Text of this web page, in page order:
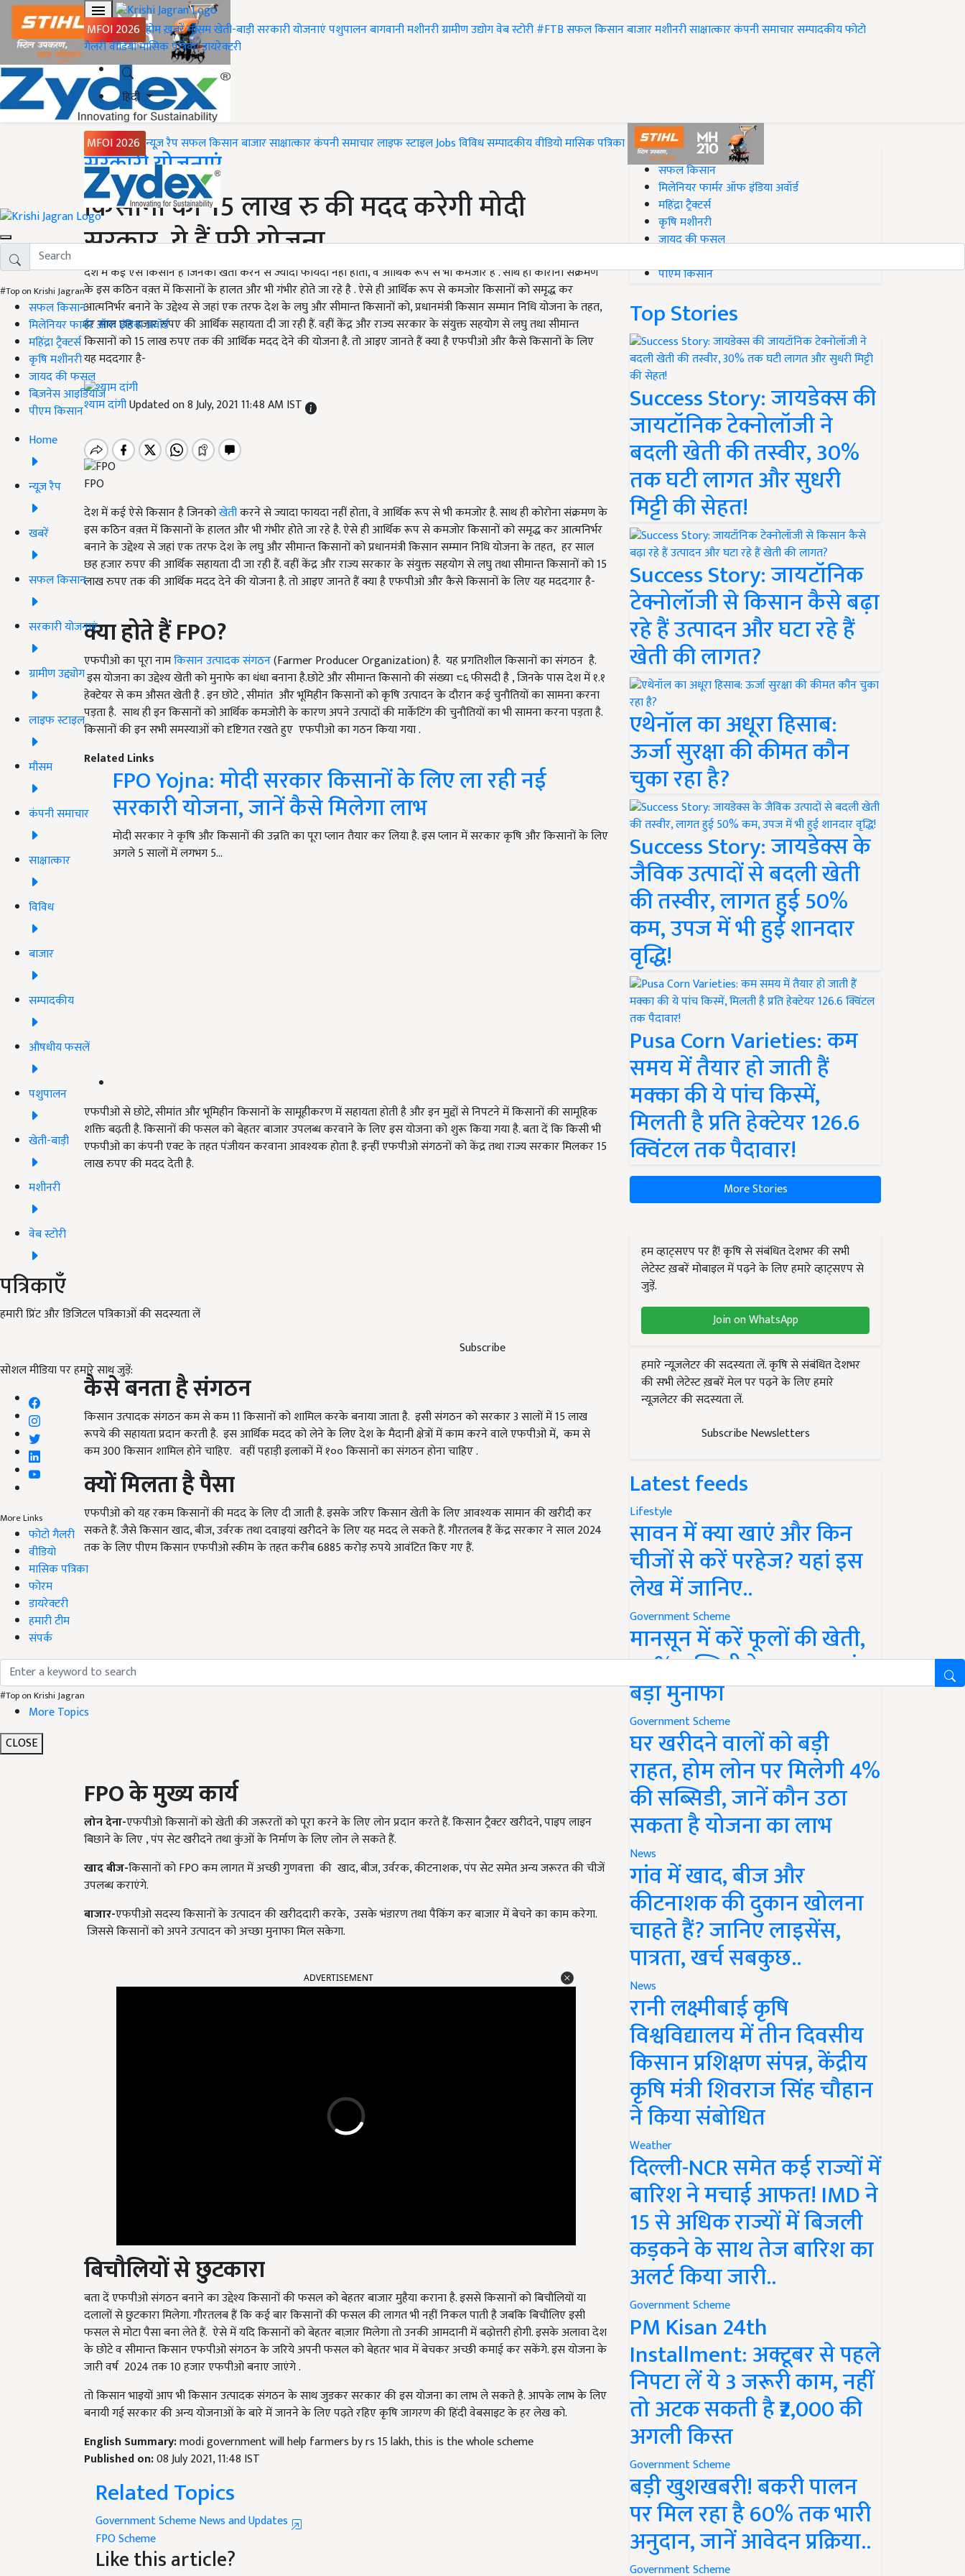
MFOI 2026 होमख़बरेंमौसमखेती-बाड़ीसरकारी योजनाएंपशुपालनबागवानीमशीनरीग्रामीण उद्योगवेब स्टोरी#FTBसफल किसानबाजारमशीनरीसाक्षात्कारकंपनी समाचारसम्पादकीयफोटो
गैलरीवीडियोमासिक पत्रिकाडायरेक्टरी
हिंदी
MFOI 2026 न्यूज़ रैपसफल किसानबाजारसाक्षात्कारकंपनी समाचारलाइफ स्टाइलJobsविविधसम्पादकीयवीडियोमासिक पत्रिका
#Top on Krishi Jagran
सफल किसान
मिलेनियर फार्मर ऑफ इंडिया अवॉर्ड
महिंद्रा ट्रैक्टर्स
कृषि मशीनरी
जायद की फसल
बिज़नेस आइडियाज
पीएम किसान
Home
न्यूज़ रैप
खबरें
सफल किसान
सरकारी योजनाएं
ग्रामीण उद्द्योग
लाइफ स्टाइल
मौसम
कंपनी समाचार
साक्षात्कार
विविध
बाजार
सम्पादकीय
औषधीय फसलें
पशुपालन
खेती-बाड़ी
मशीनरी
वेब स्टोरी
पत्रिकाएँ
हमारी प्रिंट और डिजिटल पत्रिकाओं की सदस्यता लें
Subscribe
सोशल मीडिया पर हमारे साथ जुड़ें:
More Links
फोटो गैलरी
वीडियो
मासिक पत्रिका
फोरम
डायरेक्टरी
हमारी टीम
संपर्क
#Top on Krishi Jagran
More Topics
CLOSE
Home
सरकारी योजनाएं
किसानों को 15 लाख रु की मदद करेगी मोदी
सरकार, ये हैं पूरी योजना
देश में कई ऐसे किसान है जिनको खेती करने से ज्यादा फायदा नहीं होता, वे आर्थिक रूप से भी कमजोर है . साथ ही कोरोना संक्रमण
के इस कठिन वक़्त में किसानों के हालत और भी गंभीर होते जा रहे है . ऐसे ही आर्थिक रूप से कमजोर किसानों को समृद्ध कर
आत्मनिर्भर बनाने के उद्देश्य से जहां एक तरफ देश के लघु और सीमान्त किसानों को, प्रधानमंत्री किसान सम्मान निधि योजना के तहत,
हर साल छह हजार रुपए की आर्थिक सहायता दी जा रही हैं. वहीं केंद्र और राज्य सरकार के संयुक्त सहयोग से लघु तथा सीमान्त
किसानों को 15 लाख रुपए तक की आर्थिक मदद देने की योजना है. तो आइए जानते हैं क्या है एफपीओ और कैसे किसानों के लिए
यह मददगार है-
श्याम दांगीUpdated on 8 July, 2021 11:48 AM IST
FPO
देश में कई ऐसे किसान है जिनकोखेतीकरने से ज्यादा फायदा नहीं होता, वे आर्थिक रूप से भी कमजोर है. साथ ही कोरोना संक्रमण के
इस कठिन वक़्त में किसानों के हालत और भी गंभीर होते जा रहे है. ऐसे ही आर्थिक रूप से कमजोर किसानों को समृद्ध कर आत्मनिर्भर
बनाने के उद्देश्य से जहां एक तरफ देश के लघु और सीमान्त किसानों को प्रधानमंत्री किसान सम्मान निधि योजना के तहत, हर साल
छह हजार रुपए की आर्थिक सहायता दी जा रही हैं. वहीं केंद्र और राज्य सरकार के संयुक्त सहयोग से लघु तथा सीमान्त किसानों को 15
लाख रुपए तक की आर्थिक मदद देने की योजना है. तो आइए जानते हैं क्या है एफपीओ और कैसे किसानों के लिए यह मददगार है-
क्याहोतेहैंFPO?
एफपीओ का पूरा नामकिसान उत्पादक संगठन(Farmer Producer Organization) है. यह प्रगतिशील किसानों का संगठन है.
इस योजना का उद्देश्य खेती को मुनाफे का धंधा बनाना है.छोटे और सीमान्त किसानो की संख्या ८६ फीसदी है , जिनके पास देश में १.१
हेक्टेयर से कम औसत खेती है . इन छोटे , सीमांत और भूमिहीन किसानों को कृषि उत्पादन के दौरान कई चुनौतियों का सामना करना
पड़ता है. साथ ही इन किसानों को आर्थिक कमजोरी के कारण अपने उत्पादों की मार्केटिंग की चुनौतियों का भी सामना करना पड़ता है.
किसानों की इन सभी समस्याओं को दृष्टिगत रखते हुए एफपीओ का गठन किया गया .
Related Links
FPO Yojna: मोदी सरकार किसानों के लिए ला रही नई
सरकारी योजना, जानें कैसे मिलेगा लाभ
मोदी सरकार ने कृषि और किसानों की उन्नति का पूरा प्लान तैयार कर लिया है. इस प्लान में सरकार कृषि और किसानों के लिए
अगले 5 सालों में लगभग 5…
एफपीओ से छोटे, सीमांत और भूमिहीन किसानों के सामूहीकरण में सहायता होती है और इन मुद्दों से निपटने में किसानों की सामूहिक
शक्ति बढ़ती है. किसानों की फसल को बेहतर बाजार उपलब्ध करवाने के लिए इस योजना को शुरू किया गया है. बता दें कि किसी भी
एफपीओ का कंपनी एक्ट के तहत पंजीयन करवाना आवश्यक होता है. इन्हीं एफपीओ संगठनों को केंद्र तथा राज्य सरकार मिलकर 15
लाख रुपए की मदद देती है.
कैसेबनताहैसंगठन
किसान उत्पादक संगठन कम से कम 11 किसानों को शामिल करके बनाया जाता है. इसी संगठन को सरकार 3 सालों में 15 लाख
रूपये की सहायता प्रदान करती है. इस आर्थिक मदद को लेने के लिए देश के मैदानी क्षेत्रों में काम करने वाले एफपीओ में, कम से
कम 300 किसान शामिल होने चाहिए. वहीं पहाड़ी इलाकों में १०० किसानों का संगठन होना चाहिए .
क्योंमिलताहैपैसा
एफपीओ को यह रकम किसानों की मदद के लिए दी जाती है. इसके जरिए किसान खेती के लिए आवश्यक सामान की खरीदी कर
सकते हैं. जैसे किसान खाद, बीज, उर्वरक तथा दवाइयां खरीदने के लिए यह मदद ले सकते हैं. गौरतलब हैं केंद्र सरकार ने साल 2024
तक के लिए पीएम किसान एफपीओ स्कीम के तहत करीब 6885 करोड़ रुपये आवंटित किए गए हैं.
FPOकेमुख्यकार्य
लोन देना-एफपीओ किसानों को खेती की जरूरतों को पूरा करने के लिए लोन प्रदान करते हैं. किसान ट्रैक्टर खरीदने, पाइप लाइन
बिछाने के लिए , पंप सेट खरीदने तथा कुंओं के निर्माण के लिए लोन ले सकते हैं.
खाद बीज-किसानों को FPO कम लागत में अच्छी गुणवत्ता की खाद, बीज, उर्वरक, कीटनाशक, पंप सेट समेत अन्य जरूरत की चीजें
उपलब्ध कराएंगे.
बाजार-एफपीओ सदस्य किसानों के उत्पादन की खरीददारी करके, उसके भंडारण तथा पैकिंग कर बाजार में बेचने का काम करेगा.
जिससे किसानों को अपने उत्पादन को अच्छा मुनाफा मिल सकेगा.
बिचौलियोंसेछुटकारा
बता दें एफपीओ संगठन बनाने का उद्देश्य किसानों की फसल को बेहतर बाजार मुहैया कराना है. इससे किसानों को बिचौलियों या
दलालों से छुटकारा मिलेगा. गौरतलब हैं कि कई बार किसानों की फसल की लागत भी नहीं निकल पाती है जबकि बिचौलिए इसी
फसल से मोटा पैसा बना लेते हैं. ऐसे में यदि किसानों को बेहतर बाज़ार मिलेगा तो उनकी आमदानी में बढ़ोत्तरी होगी. इसके अलावा देश
के छोटे व सीमान्त किसान एफपीओ संगठन के जरिये अपनी फसल को बेहतर भाव में बेचकर अच्छी कमाई कर सकेंगे. इस योजना के
जारी वर्ष 2024 तक 10 हजार एफपीओ बनाए जाएंगे .
तो किसान भाइयों आप भी किसान उत्पादक संगठन के साथ जुडकर सरकार की इस योजना का लाभ ले सकते है. आपके लाभ के लिए
बनायी गई सरकार की अन्य योजनाओं के बारे में जानने के लिए पढ़ते रहिए कृषि जागरण की हिंदी वेबसाइट के हर लेख को.
English Summary:
modi government will help farmers by rs 15 lakh, this is the whole scheme
Published on:08 July 2021, 11:48 IST
Related Topics
Government Scheme News and Updates
FPO Scheme
Like this article?
Hey! I amश्याम दांगी . Did you liked this article and have suggestions to improve this article?
#Top on Krishi Jagran
सफल किसान
मिलेनियर फार्मर ऑफ इंडिया अवॉर्ड
महिंद्रा ट्रैक्टर्स
कृषि मशीनरी
जायद की फसल
पीएम किसान
Top Stories
Success Story: जायडेक्स की
जायटॉनिक टेक्नोलॉजी ने
बदली खेती की तस्वीर, 30%
तक घटी लागत और सुधरी
मिट्टी की सेहत!
Success Story: जायटॉनिक
टेक्नोलॉजी से किसान कैसे बढ़ा
रहे हैं उत्पादन और घटा रहे हैं
खेती की लागत?
एथेनॉल का अधूरा हिसाब:
ऊर्जा सुरक्षा की कीमत कौन
चुका रहा है?
Success Story: जायडेक्स के
जैविक उत्पादों से बदली खेती
की तस्वीर, लागत हुई 50%
कम, उपज में भी हुई शानदार
वृद्धि!
Pusa Corn Varieties: कम
समय में तैयार हो जाती हैं
मक्का की ये पांच किस्में,
मिलती है प्रति हेक्टेयर 126.6
क्विंटल तक पैदावार!
More Stories
हम व्हाट्सएप पर हैं! कृषि से संबंधित देशभर की सभी
लेटेस्ट ख़बरें मोबाइल में पढ़ने के लिए हमारे व्हाट्सएप से
जुड़ें.
Join on WhatsApp
हमारे न्यूज़लेटर की सदस्यता लें. कृषि से संबंधित देशभर
की सभी लेटेस्ट ख़बरें मेल पर पढ़ने के लिए हमारे
न्यूज़लेटर की सदस्यता लें.
Subscribe Newsletters
Latest feeds
Lifestyle
सावन में क्या खाएं और किन
चीजों से करें परहेज? यहां इस
लेख में जानिए..
Government Scheme
मानसून में करें फूलों की खेती,
50% सब्सिडी के साथ कमाएं
बड़ा मुनाफा
Government Scheme
घर खरीदने वालों को बड़ी
राहत, होम लोन पर मिलेगी 4%
की सब्सिडी, जानें कौन उठा
सकता है योजना का लाभ
News
गांव में खाद, बीज और
कीटनाशक की दुकान खोलना
चाहते हैं? जानिए लाइसेंस,
पात्रता, खर्च सबकुछ..
News
रानी लक्ष्मीबाई कृषि
विश्वविद्यालय में तीन दिवसीय
किसान प्रशिक्षण संपन्न, केंद्रीय
कृषि मंत्री शिवराज सिंह चौहान
ने किया संबोधित
Weather
दिल्ली-NCR समेत कई राज्यों में
बारिश ने मचाई आफत! IMD ने
15 से अधिक राज्यों में बिजली
कड़कने के साथ तेज बारिश का
अलर्ट किया जारी..
Government Scheme
PM Kisan 24th
Installment: अक्टूबर से पहले
निपटा लें ये 3 जरूरी काम, नहीं
तो अटक सकती है ₹2,000 की
अगली किस्त
Government Scheme
बड़ी खुशखबरी! बकरी पालन
पर मिल रहा है 60% तक भारी
अनुदान, जानें आवेदन प्रक्रिया..
Government Scheme